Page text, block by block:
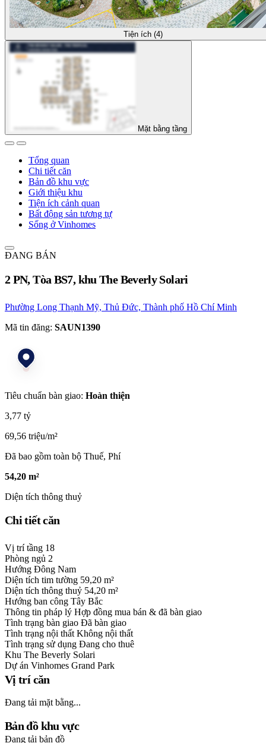
Tiện ích (4)
Mặt bằng tầng
Tổng quan
Chi tiết căn
Bản đồ khu vực
Giới thiệu khu
Tiện ích cảnh quan
Bất động sản tương tự
Sống ở Vinhomes
ĐANG BÁN
2 PN, Tòa BS7, khu The Beverly Solari
Phường Long Thạnh Mỹ, Thủ Đức, Thành phố Hồ Chí Minh
Mã tin đăng: SAUN1390
Tiêu chuẩn bàn giao: Hoàn thiện
3,77 tỷ
69,56 triệu/m²
Đã bao gồm toàn bộ Thuế, Phí
54,20 m²
Diện tích thông thuỷ
Chi tiết căn
Vị trí tầng 18
Phòng ngủ 2
Hướng Đông Nam
Diện tích tim tường 59,20 m²
Diện tích thông thuỷ 54,20 m²
Hướng ban công Tây Bắc
Thông tin pháp lý Hợp đồng mua bán & đã bàn giao
Tình trạng bàn giao Đã bàn giao
Tình trạng nội thất Không nội thất
Tình trạng sử dụng Đang cho thuê
Khu The Beverly Solari
Dự án Vinhomes Grand Park
Vị trí căn
Đang tải mặt bằng...
Bản đồ khu vực
Đang tải bản đồ